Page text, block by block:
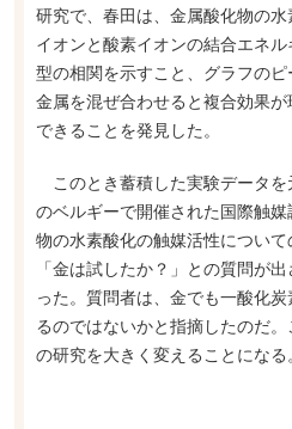
研究で、春田は、金属酸化物の
イオンと酸素イオンの結合エネ
型の相関を示すこと、グラフの
金属を混ぜ合わせると複合効果
できることを発見した。
このとき蓄積した実験データ
のベルギーで開催された国際触
物の水素酸化の触媒活性につい
「金は試したか？」との質問が
った。質問者は、金でも一酸化
るのではないかと指摘したのだ
の研究を大きく変えることになる